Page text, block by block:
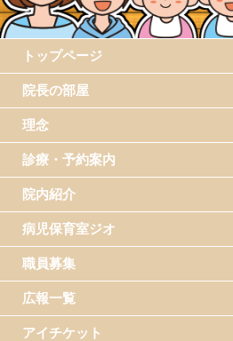
トップページ
院長の部屋
理念
診療・予約案内
院内紹介
病児保育室ジオ
職員募集
広報一覧
アイチケット